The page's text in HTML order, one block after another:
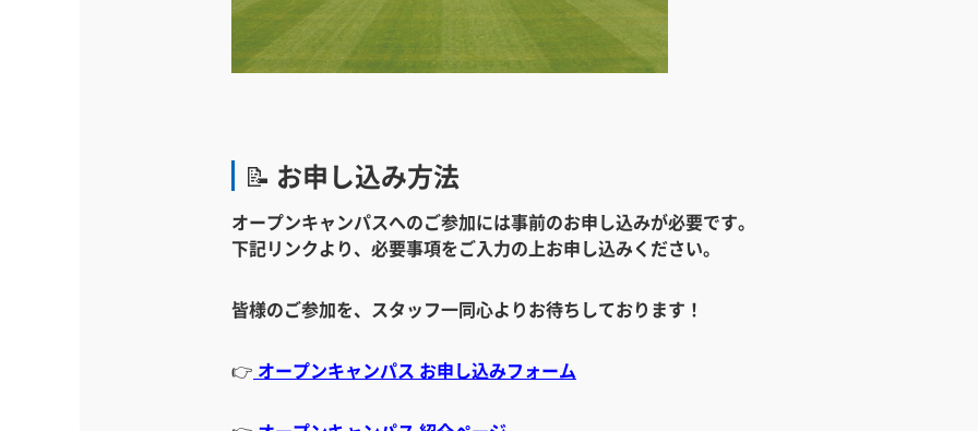
📝 お申し込み方法
オープンキャンパスへのご参加には事前のお申し込みが必要です。
下記リンクより、必要事項をご入力の上お申し込みください。
皆様のご参加を、スタッフ一同心よりお待ちしております！
👉 オープンキャンパス お申し込みフォーム